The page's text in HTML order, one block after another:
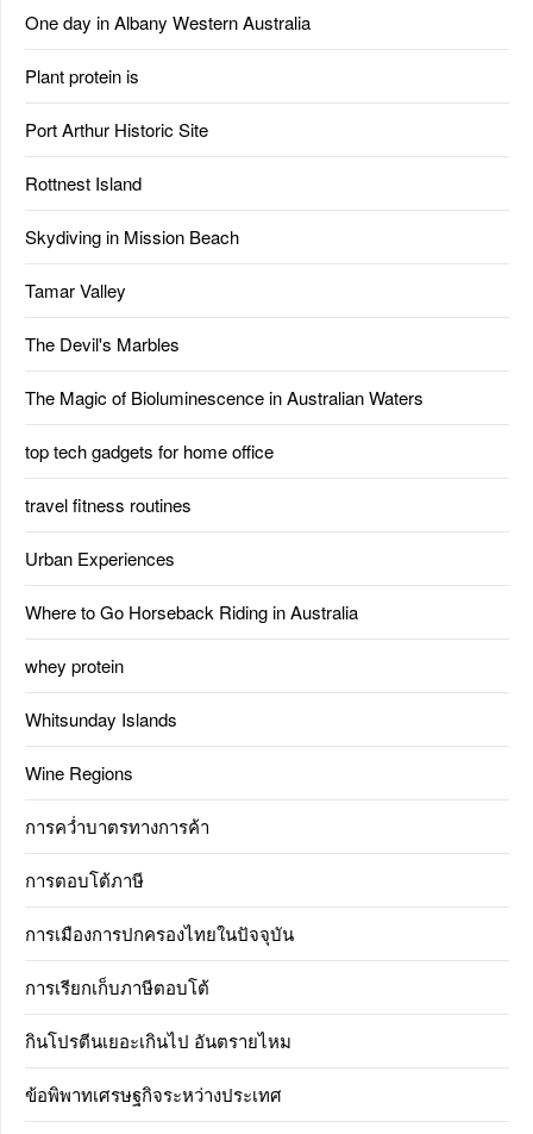
One day in Albany Western Australia
Plant protein is
Port Arthur Historic Site
Rottnest Island
Skydiving in Mission Beach
Tamar Valley
The Devil's Marbles
The Magic of Bioluminescence in Australian Waters
top tech gadgets for home office
travel fitness routines
Urban Experiences
Where to Go Horseback Riding in Australia
whey protein
Whitsunday Islands
Wine Regions
การคว่ำบาตรทางการค้า
การตอบโต้ภาษี
การเมืองการปกครองไทยในปัจจุบัน
การเรียกเก็บภาษีตอบโต้
กินโปรตีนเยอะเกินไป อันตรายไหม
ข้อพิพาทเศรษฐกิจระหว่างประเทศ